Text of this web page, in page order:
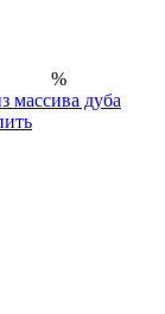
%
массива дуба